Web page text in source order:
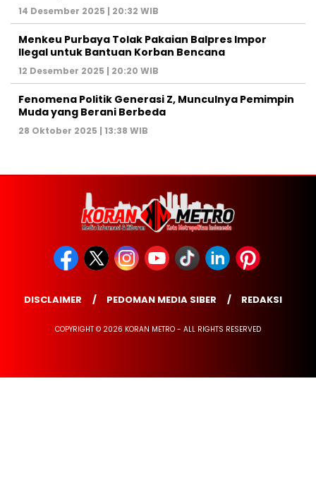
14 Desember 2025 | 20:32 WIB
Menkeu Purbaya Tolak Pakaian Balpres Impor
Ilegal untuk Bantuan Korban Bencana
12 Desember 2025 | 20:20 WIB
Fenomena Politik Generasi Z, Munculnya Pemimpin
Muda yang Berani Berbeda
28 Oktober 2025 | 13:38 WIB
DISCLAIMER PEDOMAN MEDIA SIBER REDAKSI
COPYRIGHT © 2026 KORAN METRO - ALL RIGHTS RESERVED